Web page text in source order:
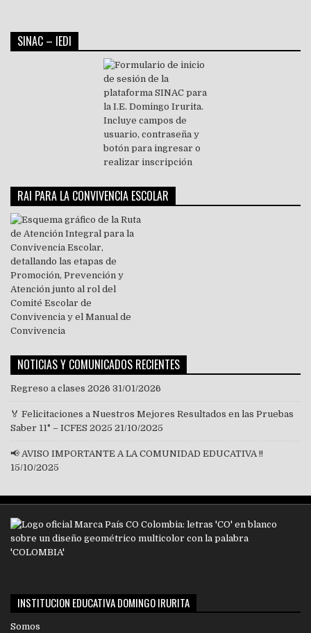
SINAC – IEDI
RAI PARA LA CONVIVENCIA ESCOLAR
NOTICIAS Y COMUNICADOS RECIENTES
Regreso a clases 2026 31/01/2026
🏅 Felicitaciones a Nuestros Mejores Resultados en las Pruebas
Saber 11° – ICFES 2025 21/10/2025
📢 AVISO IMPORTANTE A LA COMUNIDAD EDUCATIVA !!
15/10/2025
INSTITUCION EDUCATIVA DOMINGO IRURITA
Somos